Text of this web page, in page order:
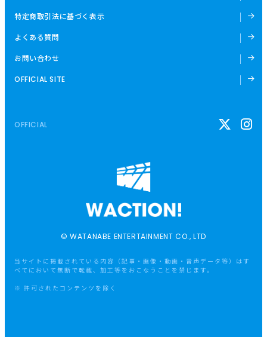
© WATANABE ENTERTAINMENT CO., LTD
特定商取引法に基づく表示
よくある質問
お問い合わせ
OFFICIAL SITE
OFFICIAL
当サイトに掲載されている内容（記事・画像・動画・音声データ等）はす
べてにおいて無断で転載、加工等をおこなうことを禁じます。
※ 許可されたコンテンツを除く